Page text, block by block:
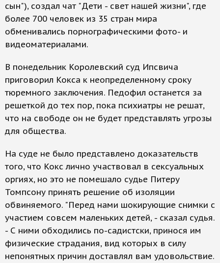
сын"), создал чат "Дети - свет нашей жизни", где
более 700 человек из 35 стран мира
обменивались порнографическими фото- и
видеоматериалами.
В понедельник Королевский суд Ипсвича
приговорил Кокса к неопределенному сроку
тюремного заключения. Педофил останется за
решеткой до тех пор, пока психиатры не решат,
что на свободе он не будет представлять угрозы
для общества.
На суде не было представлено доказательств
того, что Кокс лично участвовал в сексуальных
оргиях, но это не помешало судье Питеру
Томпсону принять решение об изоляции
обвиняемого. "Перед нами шокирующие снимки с
участием совсем маленьких детей, - сказал судья.
- С ними обходились по-садистски, принося им
физические страдания, вид которых в силу
непонятных причин доставлял вам удовольствие.